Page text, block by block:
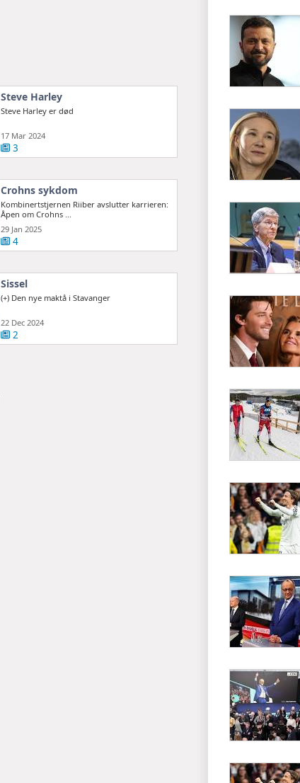
Steve Harley
Steve Harley er død
17 Mar 2024
3
Crohns sykdom
Kombinertstjernen Riiber avslutter karrieren:
Åpen om Crohns ...
29 Jan 2025
4
Sissel
(+) Den nye maktå i Stavanger
22 Dec 2024
2